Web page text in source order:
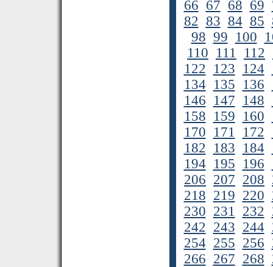
66 67 68 69
82 83 84 85
98 99 100
110 111 112
122 123 124
134 135 136
146 147 148
158 159 160
170 171 172
182 183 184
194 195 196
206 207 208
218 219 220
230 231 232
242 243 244
254 255 256
266 267 268